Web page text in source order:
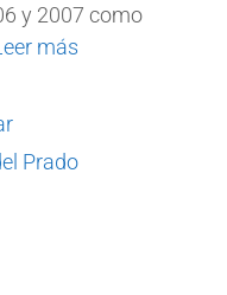
y 2007 como
más
Prado